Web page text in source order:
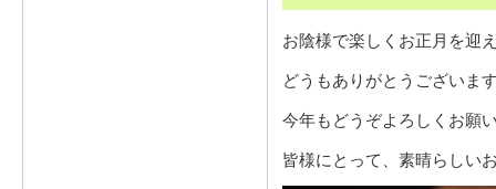
お陰様で楽しくお正月を迎
どうもありがとうございま
今年もどうぞよろしくお願
皆様にとって、素晴らしい